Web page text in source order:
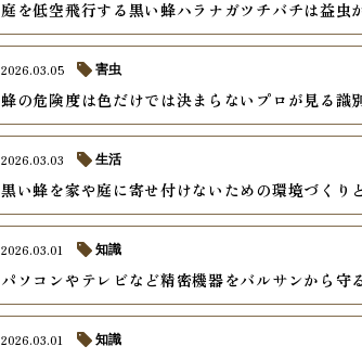
庭を低空飛行する黒い蜂ハラナガツチバチは益虫
蜂の危険度は色だけでは決まらないプロが見る識
2026.03.05 害虫
黒い蜂を家や庭に寄せ付けないための環境づくり
2026.03.03 生活
パソコンやテレビなど精密機器をバルサンから守
2026.03.01 知識
2026.03.01 知識